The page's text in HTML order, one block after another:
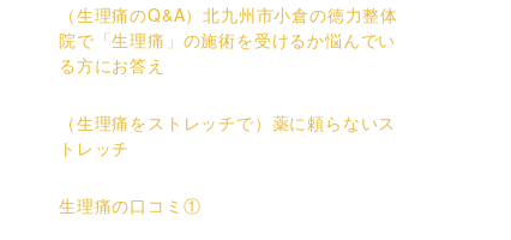
（生理痛のQ&A）北九州市小倉の徳力整体
院で「生理痛」の施術を受けるか悩んでい
る方にお答え
（生理痛をストレッチで）薬に頼らないス
トレッチ
生理痛の口コミ①